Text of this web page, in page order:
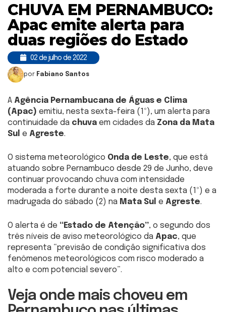
CHUVA EM PERNAMBUCO:
Apac emite alerta para
duas regiões do Estado
02 de julho de 2022
por Fabiano Santos
A Agência Pernambucana de Águas e Clima
(Apac) emitiu, nesta sexta-feira (1º), um alerta para
continuidade da chuva em cidades da Zona da Mata
Sul e Agreste.
O sistema meteorológico Onda de Leste, que está
atuando sobre Pernambuco desde 29 de Junho, deve
continuar provocando chuva com intensidade
moderada a forte durante a noite desta sexta (1º) e a
madrugada do sábado (2) na Mata Sul e Agreste.
O alerta é de “Estado de Atenção”, o segundo dos
três níveis de aviso meteorológico da Apac, que
representa “previsão de condição significativa dos
fenômenos meteorológicos com risco moderado a
alto e com potencial severo”.
Veja onde mais choveu em